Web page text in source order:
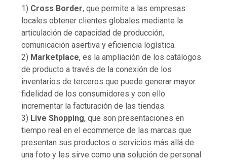
1) Cross Border, que permite a las empresas
locales obtener clientes globales mediante la
articulación de capacidad de producción,
comunicación asertiva y eficiencia logística.
2) Marketplace, es la ampliación de los catálogos
de producto a través de la conexión de los
inventarios de terceros que puede generar mayor
fidelidad de los consumidores y con ello
incrementar la facturación de las tiendas.
3) Live Shopping, que son presentaciones en
tiempo real en el ecommerce de las marcas que
presentan sus productos o servicios más allá de
una foto y les sirve como una solución de personal